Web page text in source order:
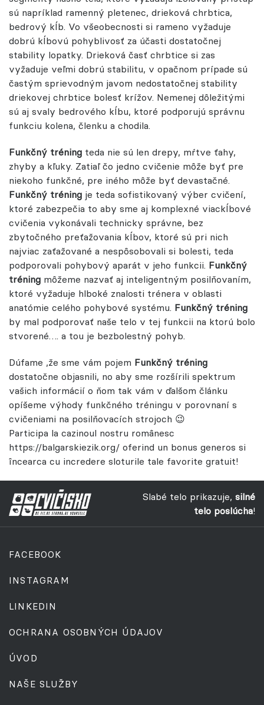
sú napríklad ramenný pletenec, drieková chrbtica,
bedrový kĺb. Vo všeobecnosti si rameno vyžaduje
dobrú kĺbovú pohyblivosť za účasti dostatočnej
stability lopatky. Drieková časť chrbtice si zas
vyžaduje veľmi dobrú stabilitu, v opačnom prípade sú
častým sprievodným javom nedostatočnej stability
driekovej chrbtice bolesť krížov. Nemenej dôležitými
sú aj svaly bedrového kĺbu, ktoré podporujú správnu
funkciu kolena, členku a chodila.
Funkčný tréning teda nie sú len drepy, mŕtve ťahy,
zhyby a kľuky. Zatiaľ čo jedno cvičenie môže byť pre
niekoho funkčné, pre iného môže byť devastačné.
Funkčný tréning je teda sofistikovaný výber cvičení,
ktoré zabezpečia to aby sme aj komplexné viackĺbové
cvičenia vykonávali technicky správne, bez
zbytočného preťažovania kĺbov, ktoré sú pri nich
najviac zaťažované a nespôsobovali si bolesti, teda
podporovali pohybový aparát v jeho funkcii. Funkčný
tréning môžeme nazvať aj inteligentným posilňovaním,
ktoré vyžaduje hlboké znalosti trénera v oblasti
anatómie celého pohybové systému. Funkčný tréning
by mal podporovať naše telo v tej funkcii na ktorú bolo
stvorené…. a tou je bezbolestný pohyb.
Dúfame ,že sme vám pojem Funkčný tréning
dostatočne objasnili, no aby sme rozšírili spektrum
vašich informácií o ňom tak vám v ďalšom článku
opíšeme výhody funkčného tréningu v porovnaní s
cvičeniami na posilňovacích strojoch 😉
Participa la cazinoul nostru românesc
https://balgarskiezik.org/ oferind un bonus generos si
încearca cu incredere sloturile tale favorite gratuit!
Slabé telo prikazuje, silné
telo poslúcha!
FACEBOOK
INSTAGRAM
LINKEDIN
OCHRANA OSOBNÝCH ÚDAJOV
ÚVOD
NAŠE SLUŽBY